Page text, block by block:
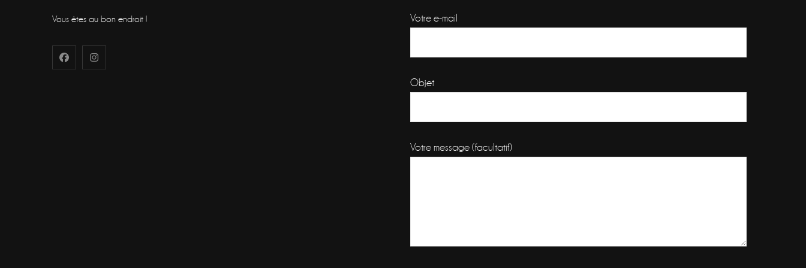
Vous êtes au bon endroit ! Votre e-mail
Objet
Votre message (facultatif)